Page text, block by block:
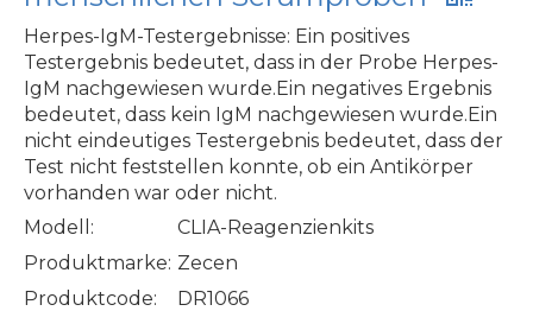
Herpes-IgM-Testergebnisse: Ein positives
Testergebnis bedeutet, dass in der Probe Herpes-
IgM nachgewiesen wurde.Ein negatives Ergebnis
bedeutet, dass kein IgM nachgewiesen wurde.Ein
nicht eindeutiges Testergebnis bedeutet, dass der
Test nicht feststellen konnte, ob ein Antikörper
vorhanden war oder nicht.
Modell:
CLIA-Reagenzienkits
Produktmarke: Zecen
Produktcode:
DR1066